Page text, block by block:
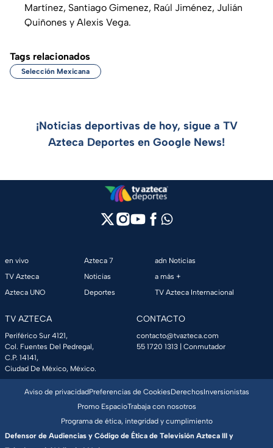
Martínez, Santiago Gimenez, Raúl Jiménez, Julián
Quiñones y Alexis Vega.
Tags relacionados
Selección Mexicana
¡Noticias deportivas de hoy, sigue a TV
Azteca Deportes en Google News!
en vivo
TV Azteca
Azteca UNO
Azteca 7
Noticias
Deportes
adn Noticias
a más +
TV Azteca Internacional
TV AZTECA
Periférico Sur 4121,
Col. Fuentes Del Pedregal,
C.P. 14141,
Ciudad De México, México.
CONTACTO
contacto@tvazteca.com
55 1720 1313 | Conmutador
Aviso de privacidadPreferencias de CookiesDerechosInversionistas
Promo EspacioTrabaja con nosotros
Programa de ética, integridad y cumplimiento
Defensor de Audiencias y Código de Ética de Televisión Azteca III y